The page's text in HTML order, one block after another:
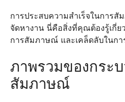
การประสบความสำเร็จในการ
จัดหางาน นี่คือสิ่งที่คุณต้องรู้เกี่ย
การสัมภาษณ์ และเคล็ดลับในกา
ภาพรวมของกระ
สัมภาษณ์